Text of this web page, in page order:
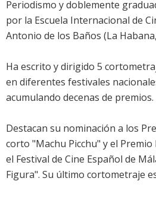
Periodismo y doblemente
por la Escuela Internacional de
Antonio de los Baños (La
Ha escrito y dirigido 5
en diferentes festivales
acumulando decenas de premios.
Destacan su nominación a los
corto "Machu Picchu" y el Premio
el Festival de Cine Español de
Figura". Su último cortometraje